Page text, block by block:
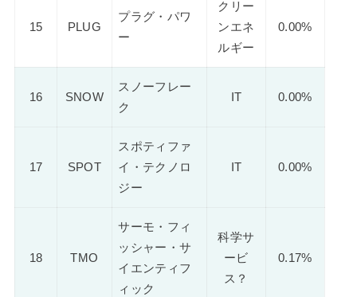
15 PLUG
プラグ・パワ
ー
クリー
ンエネ
ルギー
0.00%
16 SNOW
スノーフレー
ク
IT 0.00%
17 SPOT
スポティファ
イ・テクノロ
ジー
IT 0.00%
18 TMO
サーモ・フィ
ッシャー・サ
イエンティフ
ィック
科学サ
ービ
ス？
0.17%